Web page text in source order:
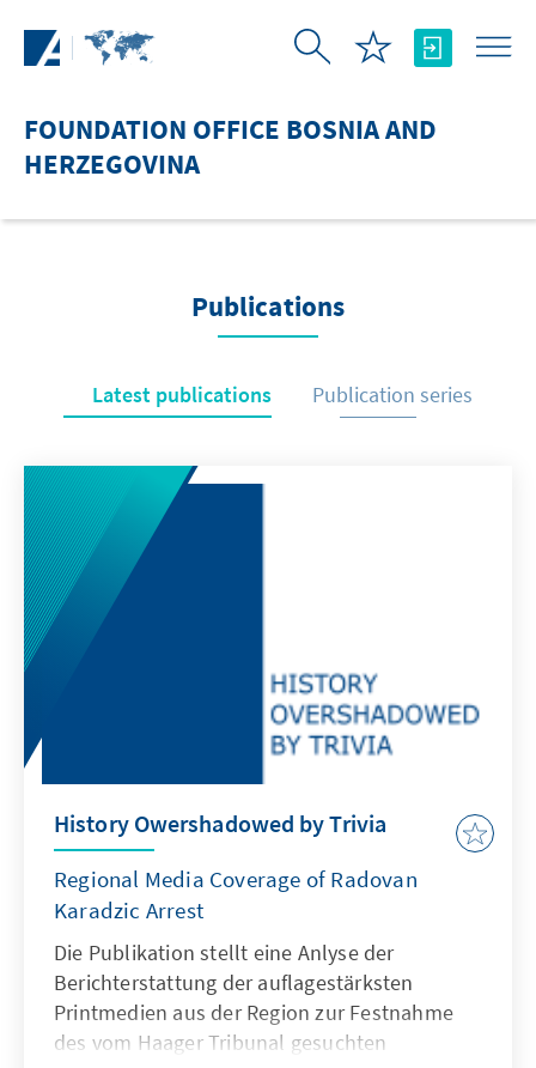
FOUNDATION OFFICE BOSNIA AND
HERZEGOVINA
Publications
Latest publications Publication series
History Owershadowed by Trivia
Regional Media Coverage of Radovan
Karadzic Arrest
Die Publikation stellt eine Anlyse der
Berichterstattung der auflagestärksten
Printmedien aus der Region zur Festnahme
des vom Haager Tribunal gesuchten